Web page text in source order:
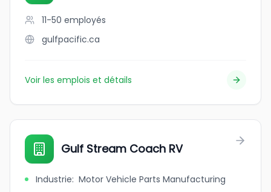
11-50 employés
gulfpacific.ca
Voir les emplois et détails
Gulf Stream Coach RV
Industrie: Motor Vehicle Parts Manufacturing